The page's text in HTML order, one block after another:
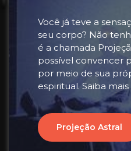
Você já teve a
seu corpo? Não
é a chamada
possível convencer
por meio de sua
espiritual. Saiba mais
Projeção Astral